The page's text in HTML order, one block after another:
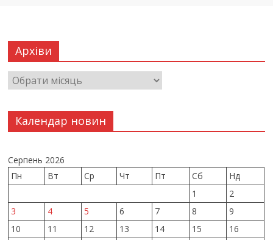
Архіви
Календар новин
Серпень 2026
Пн
Вт Ср Чт Пт Сб
Нд
1
2
3
4 5 6 7 8
9
10
11 12 13 14 15
16